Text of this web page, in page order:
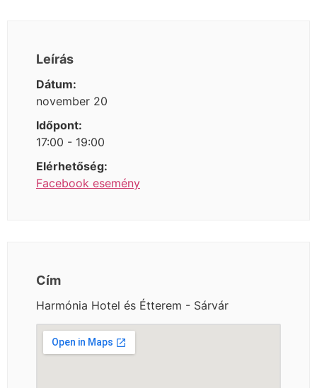
Leírás
Dátum:
november 20
Időpont:
17:00 - 19:00
Elérhetőség:
Facebook esemény
Cím
Harmónia Hotel és Étterem - Sárvár